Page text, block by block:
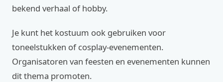
bekend verhaal of hobby.
Je kunt het kostuum ook gebruiken voor
toneelstukken of cosplay-evenementen.
Organisatoren van feesten en evenementen kunnen
dit thema promoten.